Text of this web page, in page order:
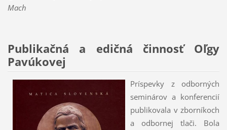
Mach
Publikačná a edičná činnosť Oľgy
Pavúkovej
Príspevky z odborných
seminárov a konferencií
publikovala v zborníkoch
a odbornej tlači. Bola